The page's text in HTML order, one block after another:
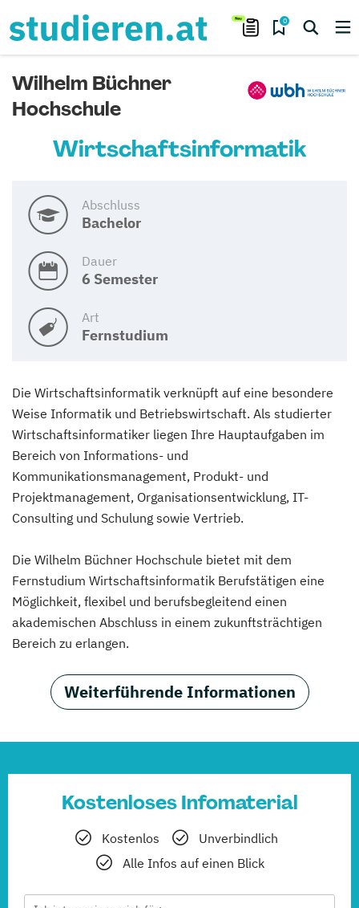
0
Wilhelm Büchner
Hochschule
Wirtschaftsinformatik
Abschluss
Bachelor
Dauer
6 Semester
Art
Fernstudium
Die Wirtschaftsinformatik verknüpft auf eine besondere
Weise Informatik und Betriebswirtschaft. Als studierter
Wirtschaftsinformatiker liegen Ihre Hauptaufgaben im
Bereich von Informations- und
Kommunikationsmanagement, Produkt- und
Projektmanagement, Organisationsentwicklung, IT-
Consulting und Schulung sowie Vertrieb.
Die Wilhelm Büchner Hochschule bietet mit dem
Fernstudium Wirtschaftsinformatik Berufstätigen eine
Möglichkeit, flexibel und berufsbegleitend einen
akademischen Abschluss in einem zukunftsträchtigen
Bereich zu erlangen.
Weiterführende Informationen
Kostenloses Infomaterial
Kostenlos
Unverbindlich
Alle Infos auf einen Blick